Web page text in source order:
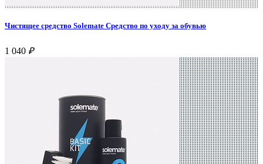
Чистящее средство Solemate Средство по уходу за обувью
1 040 ₽